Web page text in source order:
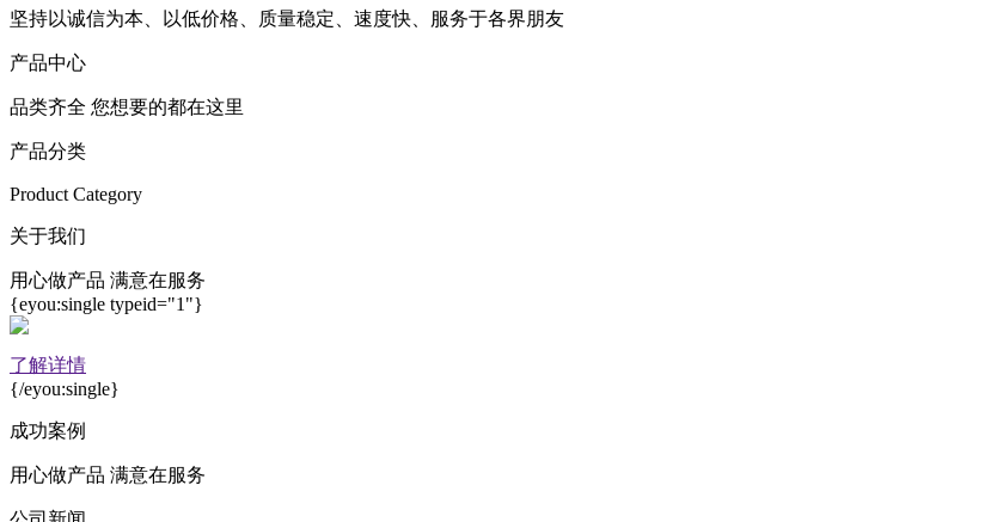
坚持以诚信为本、以低价格、质量稳定、速度快、服务于各界朋友
产品中心
品类齐全 您想要的都在这里
产品分类
Product Category
关于我们
用心做产品 满意在服务
{eyou:single typeid="1"}
了解详情
{/eyou:single}
成功案例
用心做产品 满意在服务